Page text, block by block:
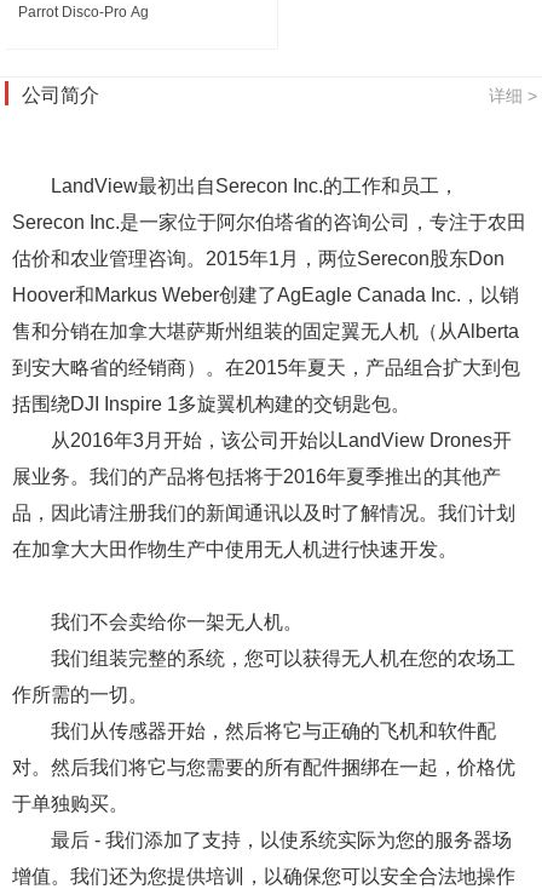
Parrot Disco-Pro Ag
公司简介 详细 >
LandView最初出自Serecon Inc.的工作和员工，
Serecon Inc.是一家位于阿尔伯塔省的咨询公司，专注于农田
估价和农业管理咨询。2015年1月，两位Serecon股东Don
Hoover和Markus Weber创建了AgEagle Canada Inc.，以销
售和分销在加拿大堪萨斯州组装的固定翼无人机（从Alberta
到安大略省的经销商）。在2015年夏天，产品组合扩大到包
括围绕DJI Inspire 1多旋翼机构建的交钥匙包。
从2016年3月开始，该公司开始以LandView Drones开
展业务。我们的产品将包括将于2016年夏季推出的其他产
品，因此请注册我们的新闻通讯以及时了解情况。我们计划
在加拿大大田作物生产中使用无人机进行快速开发。
我们不会卖给你一架无人机。
我们组装完整的系统，您可以获得无人机在您的农场工
作所需的一切。
我们从传感器开始，然后将它与正确的飞机和软件配
对。然后我们将它与您需要的所有配件捆绑在一起，价格优
于单独购买。
最后 - 我们添加了支持，以使系统实际为您的服务器场
增值。我们还为您提供培训，以确保您可以安全合法地操作